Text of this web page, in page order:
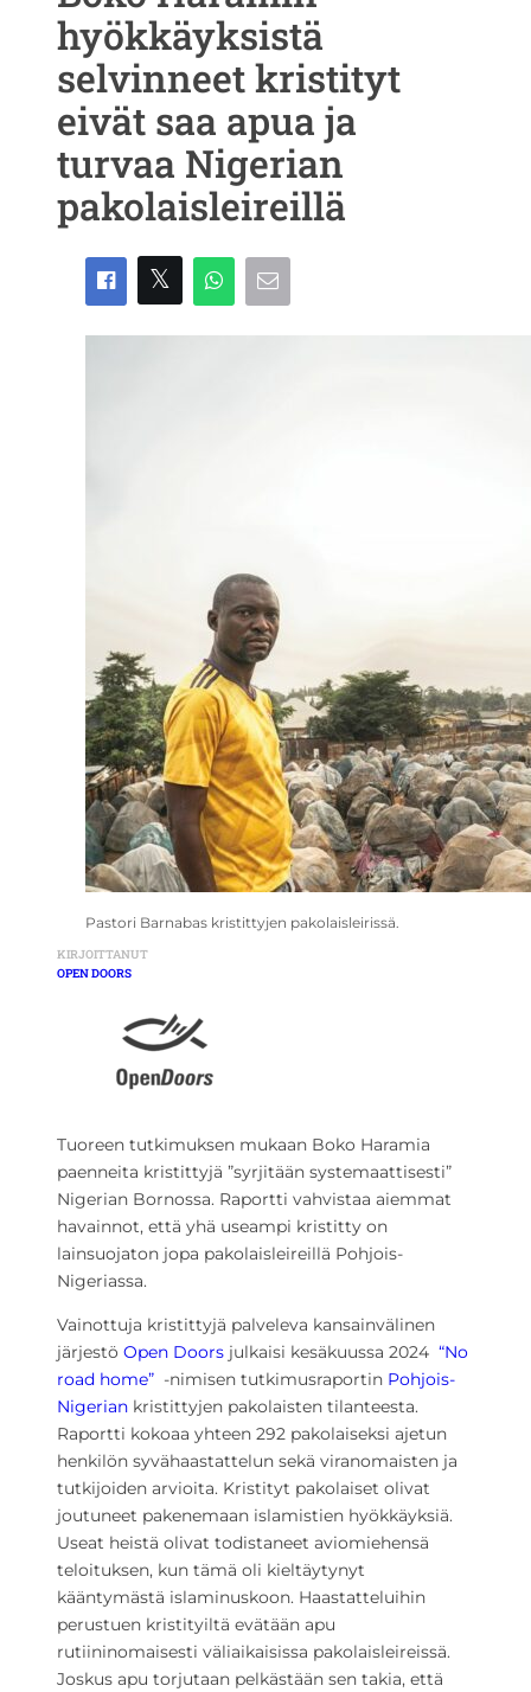
hyökkäyksistä
selvinneet kristityt
eivät saa apua ja
turvaa Nigerian
pakolaisleireillä
Pastori Barnabas kristittyjen pakolaisleirissä.
KIRJOITTANUT
OPEN DOORS
Tuoreen tutkimuksen mukaan Boko Haramia
paenneita kristittyjä ”syrjitään systemaattisesti”
Nigerian Bornossa. Raportti vahvistaa aiemmat
havainnot, että yhä useampi kristitty on
lainsuojaton jopa pakolaisleireillä Pohjois-
Nigeriassa.
Vainottuja kristittyjä palveleva kansainvälinen
järjestö Open Doors julkaisi kesäkuussa 2024 “No
road home” -nimisen tutkimusraportin Pohjois-
Nigerian kristittyjen pakolaisten tilanteesta.
Raportti kokoaa yhteen 292 pakolaiseksi ajetun
henkilön syvähaastattelun sekä viranomaisten ja
tutkijoiden arvioita. Kristityt pakolaiset olivat
joutuneet pakenemaan islamistien hyökkäyksiä.
Useat heistä olivat todistaneet aviomiehensä
teloituksen, kun tämä oli kieltäytynyt
kääntymästä islaminuskoon. Haastatteluihin
perustuen kristityiltä evätään apu
rutiininomaisesti väliaikaisissa pakolaisleireissä.
Joskus apu torjutaan pelkästään sen takia, että